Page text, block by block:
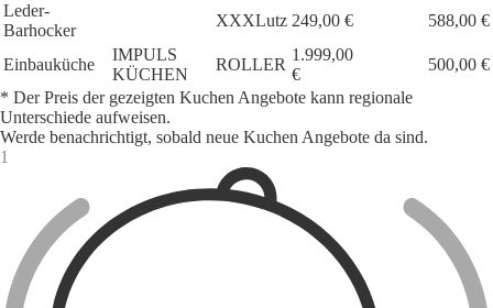
Leder-
Barhocker
XXXLutz 249,00 € 588,00 €
Einbauküche
IMPULS
KÜCHEN
ROLLER
1.999,00
€
500,00 €
* Der Preis der gezeigten Kuchen Angebote kann regionale
Unterschiede aufweisen.
Werde benachrichtigt, sobald neue Kuchen Angebote da sind.
1